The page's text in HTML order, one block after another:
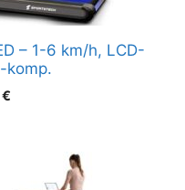
– 1-6 km/h, LCD-
komp.
€